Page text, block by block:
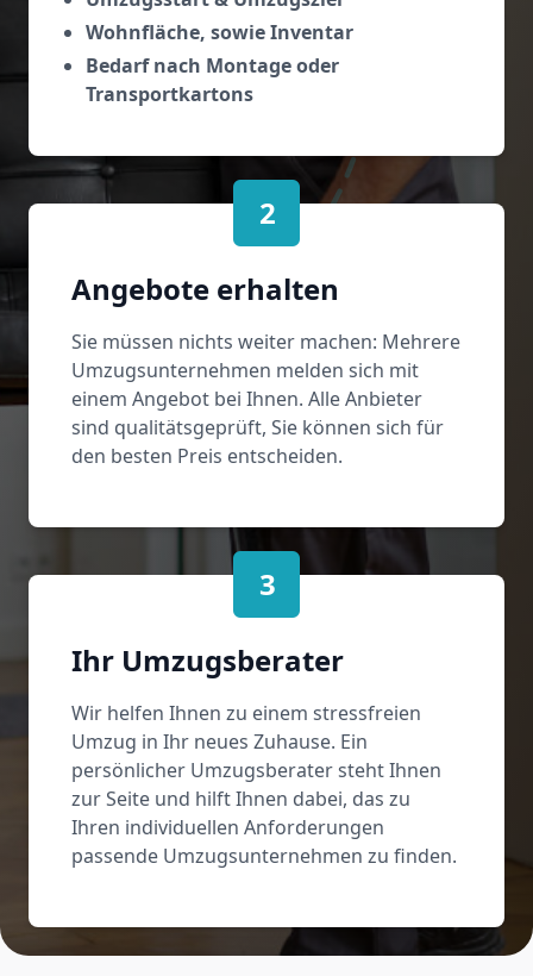
Wohnfläche, sowie Inventar
Bedarf nach Montage oder
Transportkartons
2
Angebote erhalten
Sie müssen nichts weiter machen: Mehrere
Umzugsunternehmen melden sich mit
einem Angebot bei Ihnen. Alle Anbieter
sind qualitätsgeprüft, Sie können sich für
den besten Preis entscheiden.
3
Ihr Umzugsberater
Wir helfen Ihnen zu einem stressfreien
Umzug in Ihr neues Zuhause. Ein
persönlicher Umzugsberater steht Ihnen
zur Seite und hilft Ihnen dabei, das zu
Ihren individuellen Anforderungen
passende Umzugsunternehmen zu finden.